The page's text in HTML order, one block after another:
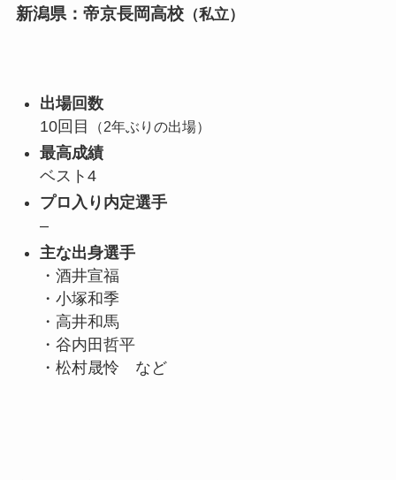
新潟県：帝京長岡高校（私立）
出場回数
10回目
（2年ぶりの出場）
最高成績
ベスト4
プロ入り内定選手
–
主な出身選手
・酒井宣福
・小塚和季
・高井和馬
・谷内田哲平
・松村晟怜 など